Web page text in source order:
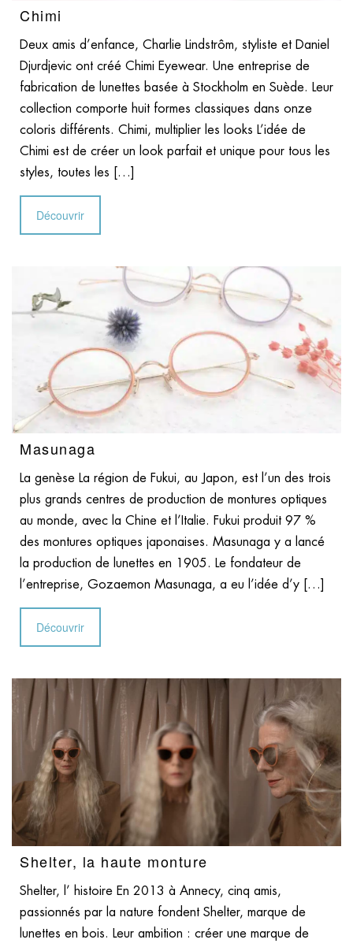
Chimi
Deux amis d’enfance, Charlie Lindstrôm, styliste et Daniel
Djurdjevic ont créé Chimi Eyewear. Une entreprise de
fabrication de lunettes basée à Stockholm en Suède. Leur
collection comporte huit formes classiques dans onze
coloris différents. Chimi, multiplier les looks L’idée de
Chimi est de créer un look parfait et unique pour tous les
styles, toutes les […]
Découvrir
Masunaga
La genèse La région de Fukui, au Japon, est l’un des trois
plus grands centres de production de montures optiques
au monde, avec la Chine et l’Italie. Fukui produit 97 %
des montures optiques japonaises. Masunaga y a lancé
la production de lunettes en 1905. Le fondateur de
l’entreprise, Gozaemon Masunaga, a eu l’idée d’y […]
Découvrir
Shelter, la haute monture
Shelter, l’ histoire En 2013 à Annecy, cinq amis,
passionnés par la nature fondent Shelter, marque de
lunettes en bois. Leur ambition : créer une marque de